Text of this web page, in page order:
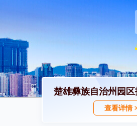
楚雄彝族自治州园
查看详情